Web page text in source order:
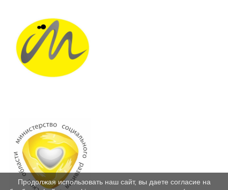
Продолжая использовать наш сайт, вы даете согласие на